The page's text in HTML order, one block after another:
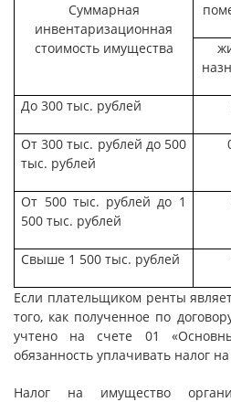
Суммарная
инвентаризационная
стоимость имущества
До 300 тыс. рублей
От 300 тыс. рублей до 500
тыс. рублей
От 500 тыс. рублей до 1
500 тыс. рублей
Свыше 1 500 тыс. рублей
Если плательщиком ренты
того, как полученное по
учтено на счете 01
обязанность уплачивать налог
Налог на имущество